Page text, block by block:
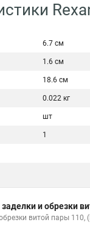
6.7 см
1.6 см
18.6 см
0.022 кг
шт
1
и обрезки
витой пары 110,